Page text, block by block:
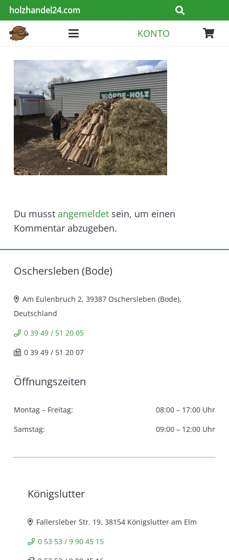
holzhandel24.com
KONTO
Du musst angemeldet sein, um einen
Kommentar abzugeben.
Oschersleben (Bode)
Am Eulenbruch 2, 39387 Oschersleben (Bode),
Deutschland
0 39 49 / 51 20 05
0 39 49 / 51 20 07
Öffnungszeiten
Montag – Freitag:
08:00 – 17:00 Uhr
Samstag:
09:00 – 12:00 Uhr
Königslutter
Fallersleber Str. 19, 38154 Königslutter am Elm
0 53 53 / 9 90 45 15